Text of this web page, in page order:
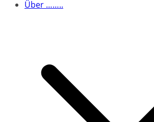
Über ……..